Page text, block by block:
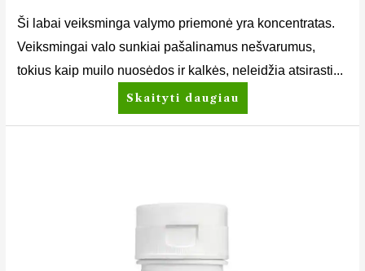
Ši labai veiksminga valymo priemonė yra koncentratas.
Veiksmingai valo sunkiai pašalinamus nešvarumus,
tokius kaip muilo nuosėdos ir kalkės, neleidžia atsirasti...
Skaityti daugiau